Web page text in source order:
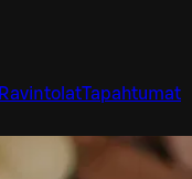
RavintolatTapahtumat